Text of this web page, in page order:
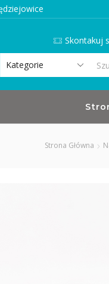
Skontakuj
Strona Główna